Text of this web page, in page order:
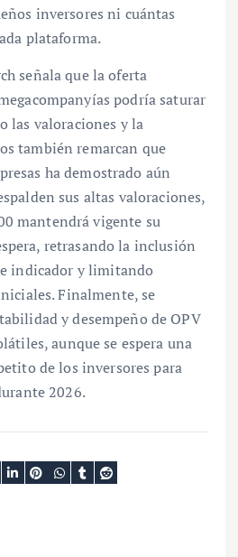
inversores ni cuántas
plataforma.
señala que la oferta
podría saturar
las valoraciones y la
también remarcan que
ha demostrado aún
sus altas valoraciones,
mantendrá vigente su
retrasando la inclusión
indicador y limitando
Finalmente, se
y desempeño de OPV
aunque se espera una
de los inversores para
2026.